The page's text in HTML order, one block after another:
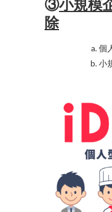
除
個
小